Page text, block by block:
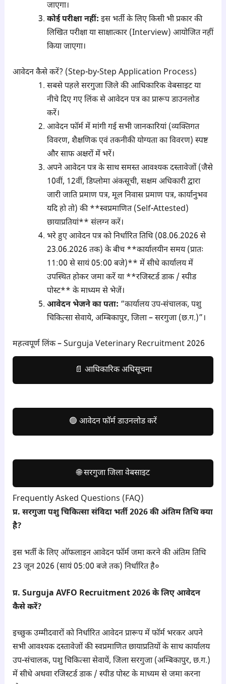
जाएगा।
कोई परीक्षा नहीं: इस भर्ती के लिए किसी भी प्रकार की
लिखित परीक्षा या साक्षात्कार (Interview) आयोजित नहीं
किया जाएगा।
आवेदन कैसे करें? (Step-by-Step Application Process)
सबसे पहले सरगुजा जिले की आधिकारिक वेबसाइट या
नीचे दिए गए लिंक से आवेदन पत्र का प्रारूप डाउनलोड
करें।
आवेदन फॉर्म में मांगी गई सभी जानकारियां (व्यक्तिगत
विवरण, शैक्षणिक एवं तकनीकी योग्यता का विवरण) स्पष्ट
और साफ अक्षरों में भरें।
अपने आवेदन पत्र के साथ समस्त आवश्यक दस्तावेजों (जैसे
10वीं, 12वीं, डिप्लोमा अंकसूची, सक्षम अधिकारी द्वारा
जारी जाति प्रमाण पत्र, मूल निवास प्रमाण पत्र, कार्यानुभव
यदि हो तो) की **स्वप्रमाणित (Self-Attested)
छायाप्रतियां** संलग्न करें।
भरे हुए आवेदन पत्र को निर्धारित तिथि (08.06.2026 से
23.06.2026 तक) के बीच **कार्यालयीन समय (प्रातः
11:00 से सायं 05:00 बजे)** में सीधे कार्यालय में
उपस्थित होकर जमा करें या **रजिस्टर्ड डाक / स्पीड
पोस्ट** के माध्यम से भेजें।
आवेदन भेजने का पता: “कार्यालय उप-संचालक, पशु
चिकित्सा सेवाये, अम्बिकापुर, जिला – सरगुजा (छ.ग.)”।
महत्वपूर्ण लिंक – Surguja Veterinary Recruitment 2026
📄 आधिकारिक अधिसूचना
🟢 आवेदन फॉर्म डाउनलोड करें
🌐 सरगुजा जिला वेबसाइट
Frequently Asked Questions (FAQ)
प्र. सरगुजा पशु चिकित्सा संविदा भर्ती 2026 की अंतिम तिथि क्या
है?
इस भर्ती के लिए ऑफलाइन आवेदन फॉर्म जमा करने की अंतिम तिथि
23 जून 2026 (सायं 05:00 बजे तक) निर्धारित है०
प्र. Surguja AVFO Recruitment 2026 के लिए आवेदन
कैसे करें?
इच्छुक उम्मीदवारों को निर्धारित आवेदन प्रारूप में फॉर्म भरकर अपने
सभी आवश्यक दस्तावेजों की स्वप्रमाणित छायाप्रतियों के साथ कार्यालय
उप-संचालक, पशु चिकित्सा सेवायें, जिला सरगुजा (अम्बिकापुर, छ.ग.)
में सीधे अथवा रजिस्टर्ड डाक / स्पीड पोस्ट के माध्यम से जमा करना